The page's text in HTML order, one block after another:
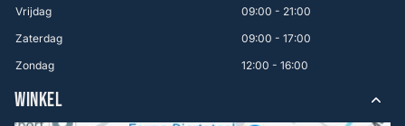
Vrijdag
09:00 - 21:00
Zaterdag
09:00 - 17:00
Zondag
12:00 - 16:00
WINKEL